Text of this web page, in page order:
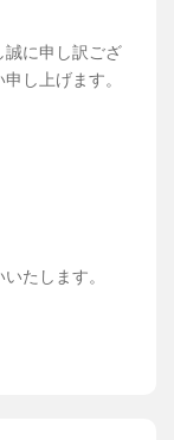
誠に申し訳ござ
し上げます。
たします。